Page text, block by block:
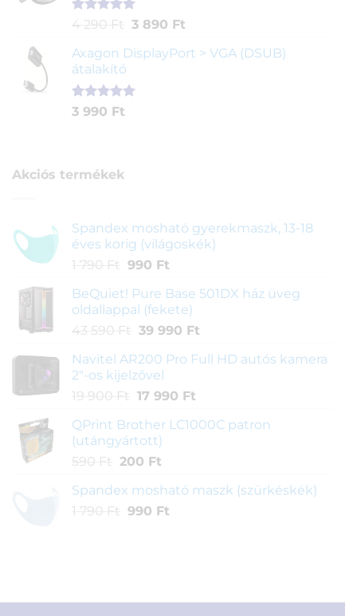
Értékelés
ből,
1
értékelés
alapján
4 290 Ft Original
was:
290 Ft.
3 890 FtCurrent
is:
Axagon DisplayPort > VGA (DSUB)
átalakító
Értékelés
1
3 990 Ft
Akciós termékek
Spandex mosható gyerekmaszk, 13-18
éves korig (világoskék)
1 790 Ft
Original
was:
1
790 Ft.
990 FtCurrent
is:
990 Ft.
BeQuiet! Pure Base 501DX ház üveg
oldallappal (fekete)
43 590 Ft
Original
was:
43
590 Ft.
39 990 FtCurrent
is:
Navitel AR200 Pro Full HD autós kamera
2"-os kijelzővel
19 900 Ft
Original
was:
19
900 Ft.
17 990 FtCurrent
is:
QPrint Brother LC1000C patron
(utángyártott)
590 Ft
Original
was:
590 Ft.
200 FtCurrent
is:
200 Ft.
Spandex mosható maszk (szürkéskék)
1 790 Ft
Original
990 FtCurrent